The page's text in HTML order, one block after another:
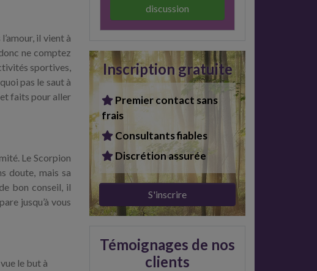
il vient à
ne comptez
sportives,
pas le saut à
et faits pour aller
Le Scorpion
doute, mais sa
bon conseil, il
jusqu’à vous
le but à
discussion
Inscription gratuite
Premier contact sans
frais
Consultants fiables
Discrétion assurée
S'inscrire
Témoignages de nos
clients